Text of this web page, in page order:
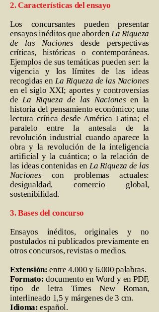
2. Características del ensayo
Los concursantes pueden presentar
ensayos inéditos que abordenLa Riqueza
de las Naciones desde perspectivas
críticas, históricas o contemporáneas.
Ejemplos de sus temáticas pueden ser: la
vigencia y los límites de las ideas
recogidas en La Riqueza de las Naciones
en el siglo XXI; aportes y controversias
deLa Riqueza de las Naciones en la
historia del pensamiento económico; una
lectura crítica desde América Latina; el
paralelo entre la antesala de la
revolución industrial cuando aparece la
obra y la revolución de la inteligencia
artificial y la cuántica; o la relación de
las ideas contenidas en La Riqueza de las
Naciones con problemas actuales:
desigualdad, comercio global,
sostenibilidad.
3. Bases del concurso
Ensayos inéditos, originales y no
postulados ni publicados previamente en
otros concursos, revistas o medios.
Extensión: entre 4.000 y 6.000 palabras.
Formato:documento en Word y en PDF,
tipo de letra Times New Roman,
interlineado 1,5 y márgenes de 3 cm.
Idioma: español.